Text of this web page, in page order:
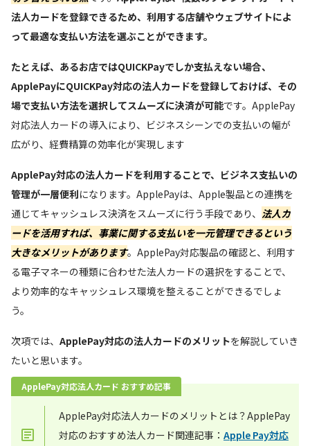
法人カードを登録できるため、利用する店舗やウェブサイトによ
って最適な支払い方法を選ぶことができます。
たとえば、あるお店ではQUICKPayでしか支払えない場合、
ApplePayにQUICKPay対応の法人カードを登録しておけば、その
場で支払い方法を選択してスムーズに決済が可能です。ApplePay
対応法人カードの導入により、ビジネスシーンでの支払いの幅が
広がり、経費精算の効率化が実現します
ApplePay対応の法人カードを利用することで、ビジネス支払いの
管理が一層便利になります。ApplePayは、Apple製品との連携を
通じてキャッシュレス決済をスムーズに行う手段であり、 法人カ
ードを活用すれば、事業に関する支払いを一元管理できるという
大きなメリットがあります。ApplePay対応製品の確認と、利用す
る電子マネーの種類に合わせた法人カードの選択をすることで、
より効率的なキャッシュレス環境を整えることができるでしょ
う。
次項では、 ApplePay対応の法人カードのメリットを解説していき
たいと思います。
ApplePay対応法人カード おすすめ記事
ApplePay対応法人カードのメリットとは？ApplePay
対応のおすすめ法人カード関連記事： Apple Pay対応